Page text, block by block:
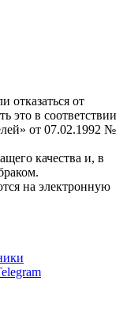
от
это в соответствии
от 07.02.1992 №
качества и, в
на электронную